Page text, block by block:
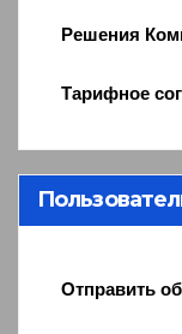
Решения
Тарифное
Отправить